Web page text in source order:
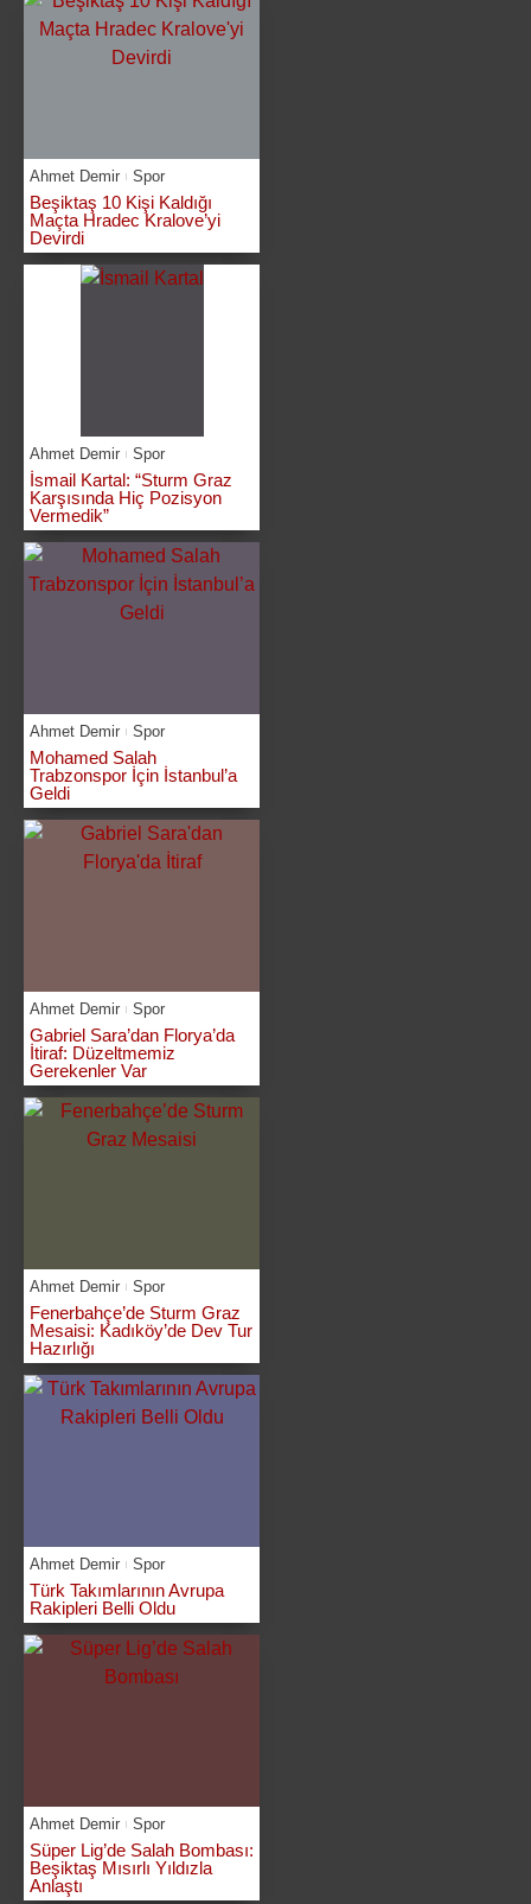
Ahmet Demir Spor
Beşiktaş 10 Kişi Kaldığı
Maçta Hradec Kralove’yi
Devirdi
Ahmet Demir Spor
İsmail Kartal: “Sturm Graz
Karşısında Hiç Pozisyon
Vermedik”
Ahmet Demir Spor
Mohamed Salah
Trabzonspor İçin İstanbul’a
Geldi
Ahmet Demir Spor
Gabriel Sara’dan Florya’da
İtiraf: Düzeltmemiz
Gerekenler Var
Ahmet Demir Spor
Fenerbahçe’de Sturm Graz
Mesaisi: Kadıköy’de Dev Tur
Hazırlığı
Ahmet Demir Spor
Türk Takımlarının Avrupa
Rakipleri Belli Oldu
Ahmet Demir Spor
Süper Lig’de Salah Bombası:
Beşiktaş Mısırlı Yıldızla
Anlaştı